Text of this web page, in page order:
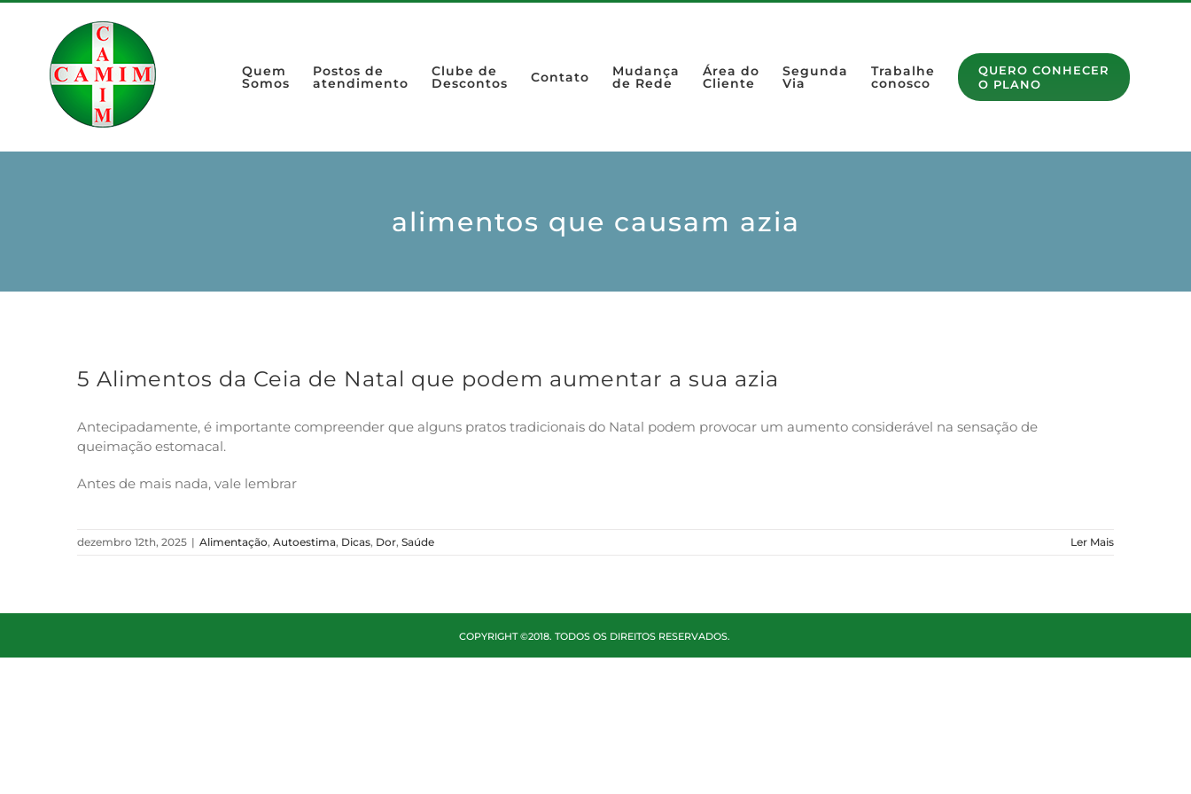
Quem
Somos
Postos de
atendimento
Clube de
Descontos Contato Mudança
de Rede
Área do
Cliente
Segunda
Via
Trabalhe
conosco
QUERO CONHECER
O PLANO
alimentos que causam azia
5 Alimentos da Ceia de Natal que podem aumentar a sua azia
Antecipadamente, é importante compreender que alguns pratos tradicionais do Natal podem provocar um aumento considerável na sensação de
queimação estomacal.
Antes de mais nada, vale lembrar
dezembro 12th, 2025 | Alimentação, Autoestima, Dicas, Dor, Saúde Ler Mais
COPYRIGHT ©2018. TODOS OS DIREITOS RESERVADOS.